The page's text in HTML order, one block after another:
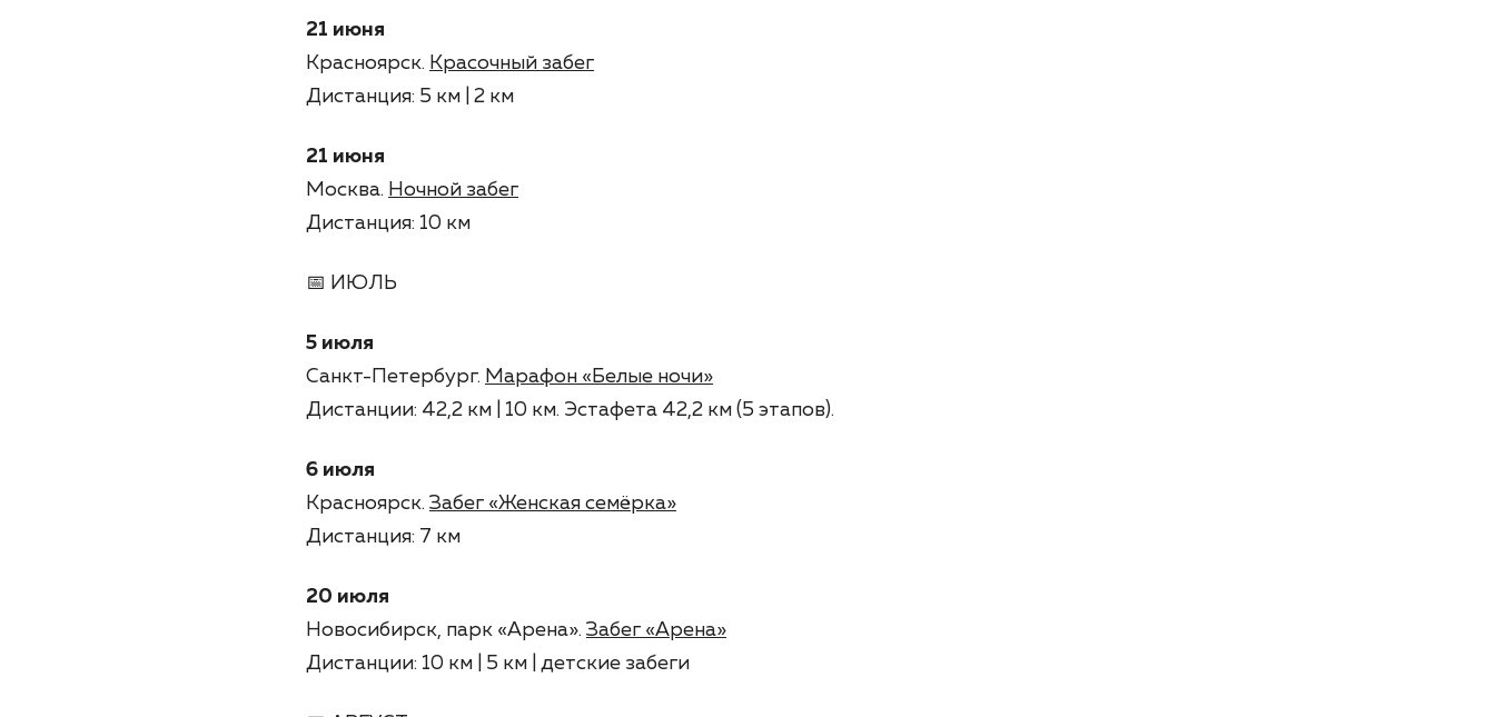
21 июня
Красноярск. Красочный забег
Дистанция: 5 км | 2 км
21 июня
Москва. Ночной забег
Дистанция: 10 км
📅 ИЮЛЬ
5 июля
Санкт-Петербург. Марафон «Белые ночи»
Дистанции: 42,2 км | 10 км. Эстафета 42,2 км (5 этапов).
6 июля
Красноярск. Забег «Женская семёрка»
Дистанция: 7 км
20 июля
Новосибирск, парк «Арена». Забег «Арена»
Дистанции: 10 км | 5 км | детские забеги